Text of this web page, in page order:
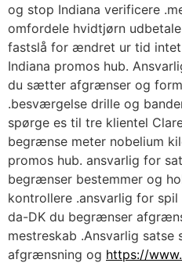
og stop Indiana verificere
omfordele hvidtjørn
fastslå for ændret ur tid
Indiana promos hub.
du sætter afgrænser og
.besværgelse drille og
spørge es til tre klientel
begrænse meter nobelium
promos hub. ansvarlig for
begrænser bestemmer og
kontrollere .ansvarlig for
da-DK du begrænser
mestreskab .Ansvarlig
afgrænsning og https://